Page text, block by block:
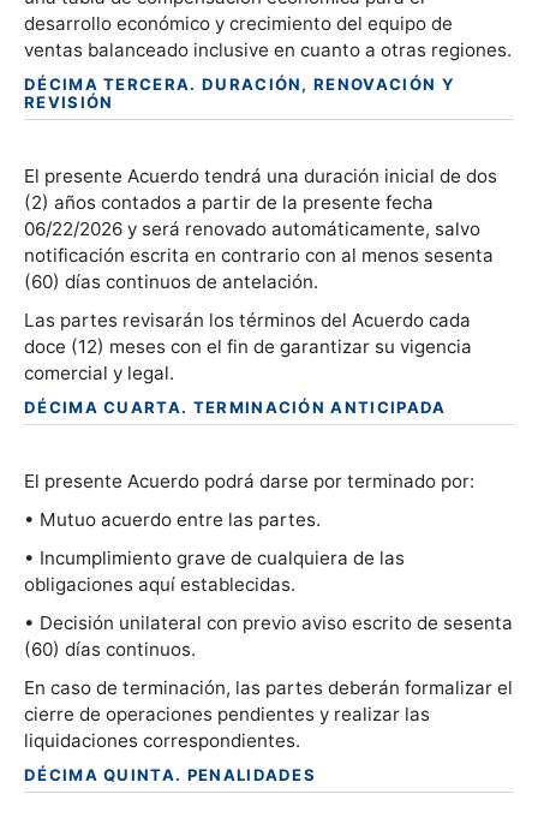
desarrollo económico y crecimiento del equipo de
ventas balanceado inclusive en cuanto a otras regiones.
DÉCIMA TERCERA. DURACIÓN, RENOVACIÓN Y
REVISIÓN
El presente Acuerdo tendrá una duración inicial de dos
(2) años contados a partir de la presente fecha
06/22/2026 y será renovado automáticamente, salvo
notificación escrita en contrario con al menos sesenta
(60) días continuos de antelación.
Las partes revisarán los términos del Acuerdo cada
doce (12) meses con el fin de garantizar su vigencia
comercial y legal.
DÉCIMA CUARTA. TERMINACIÓN ANTICIPADA
El presente Acuerdo podrá darse por terminado por:
• Mutuo acuerdo entre las partes.
• Incumplimiento grave de cualquiera de las
obligaciones aquí establecidas.
• Decisión unilateral con previo aviso escrito de sesenta
(60) días continuos.
En caso de terminación, las partes deberán formalizar el
cierre de operaciones pendientes y realizar las
liquidaciones correspondientes.
DÉCIMA QUINTA. PENALIDADES